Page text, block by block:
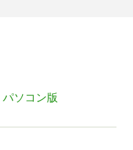
パソコン版